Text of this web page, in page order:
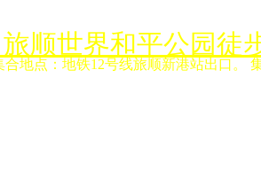
顺世界和平公园徒
地点：地铁12号线旅顺新港站出口。